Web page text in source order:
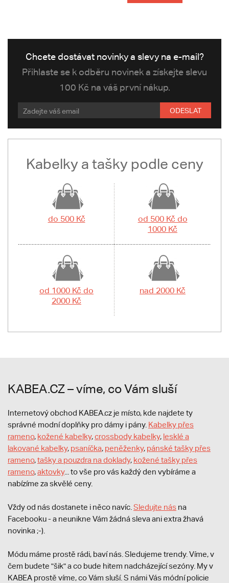
Chcete dostávat novinky a slevy na e-mail?
Přihlaste se k odběru novinek a získejte slevu
100 Kč na váš první nákup.
ODESLAT
Kabelky a tašky podle ceny
do 500 Kč
od 500 Kč do
1000 Kč
od 1000 Kč do
2000 Kč
nad 2000 Kč
KABEA.CZ – víme, co Vám sluší
Internetový obchod KABEA.cz je místo, kde najdete ty
správné modní doplňky pro dámy i pány. Kabelky přes
rameno, kožené kabelky,crossbody kabelky, lesklé a
lakované kabelky, psaníčka, peněženky, pánské tašky přes
rameno,tašky a pouzdra na doklady, kožené tašky přes
rameno,aktovky... to vše pro vás každý den vybíráme a
nabízíme za skvělé ceny.
Vždy od nás dostanete i něco navíc. Sledujte nás na
Facebooku - a neunikne Vám žádná sleva ani extra žhavá
novinka ;-).
Módu máme prostě rádi, baví nás. Sledujeme trendy. Víme, v
čem budete "šik" a co bude hitem nadcházející sezóny. My v
KABEA prostě víme, co Vám sluší. S námi Vás módní policie